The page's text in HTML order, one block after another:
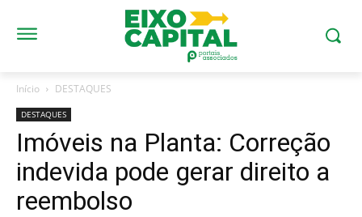
Início DESTAQUES
DESTAQUES
Imóveis na Planta: Correção
indevida pode gerar direito a
reembolso